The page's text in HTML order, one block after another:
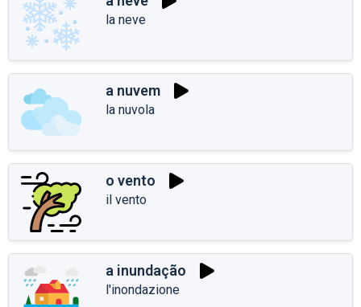
la neve
a nuvem
la nuvola
o vento
il vento
a inundação
l'inondazione